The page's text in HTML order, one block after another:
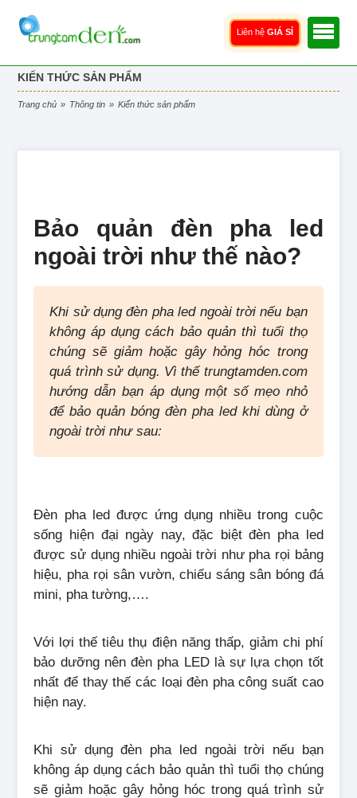
Liên hệ GIÁ SỈ
KIẾN THỨC SẢN PHẨM
trang chủ » thông tin » kiến thức sản phẩm
Bảo quản đèn pha led
ngoài trời như thế nào?
Khi sử dụng đèn pha led ngoài trời nếu bạn
không áp dụng cách bảo quản thì tuổi thọ
chúng sẽ giảm hoặc gây hỏng hóc trong
quá trình sử dụng. Vì thế trungtamden.com
hướng dẫn bạn áp dụng một số mẹo nhỏ
để bảo quản bóng đèn pha led khi dùng ở
ngoài trời như sau:
Đèn pha led được ứng dụng nhiều trong cuộc
sống hiện đại ngày nay, đặc biệt đèn pha led
được sử dụng nhiều ngoài trời như pha rọi bảng
hiệu, pha rọi sân vườn, chiếu sáng sân bóng đá
mini, pha tường,….
Với lợi thế tiêu thụ điện năng thấp, giảm chi phí
bảo dưỡng nên đèn pha LED là sự lựa chọn tốt
nhất để thay thế các loại đèn pha công suất cao
hiện nay.
Khi sử dụng đèn pha led ngoài trời nếu bạn
không áp dụng cách bảo quản thì tuổi thọ chúng
sẽ giảm hoặc gây hỏng hóc trong quá trình sử